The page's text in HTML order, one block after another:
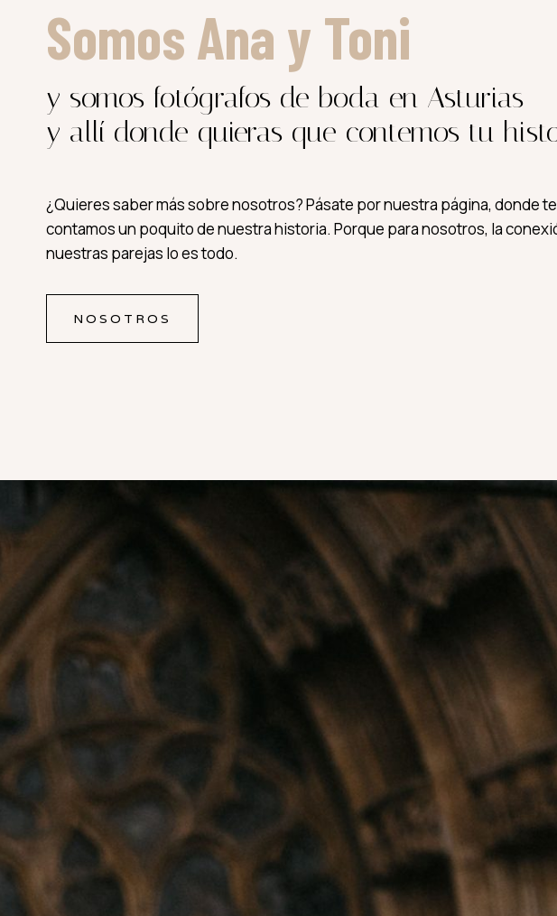
Somos Ana y Toni
y somos fotógrafos de boda en Asturias
y allí donde quieras que contemos tu
¿Quieres saber más sobre nosotros? Pásate por nuestra página, donde te
contamos un poquito de nuestra historia. Porque para nosotros, la
nuestras parejas lo es todo.
NOSOTROS